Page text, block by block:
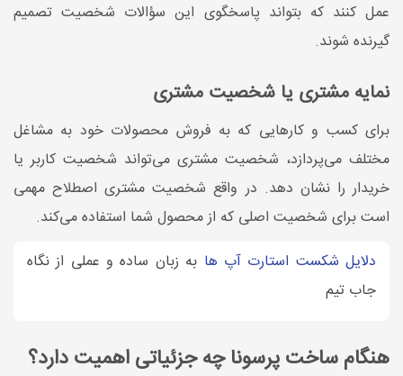
عمل کنند که بتواند پاسخگوی این سؤالات شخصیت تصمیم
‌گیرنده شوند.
نمایه مشتری یا شخصیت مشتری
برای کسب‌ و کارهایی که به فروش محصولات خود به مشاغل
مختلف می‌پردازد، شخصیت مشتری می‌تواند شخصیت کاربر یا
خریدار را نشان دهد. در واقع شخصیت مشتری اصطلاح مهمی
است برای شخصیت اصلی که از محصول شما استفاده می‌کند.
دلایل شکست استارت آپ ها به زبان ساده و عملی از نگاه
جاب تیم
هنگام ساخت پرسونا چه جزئیاتی اهمیت دارد؟